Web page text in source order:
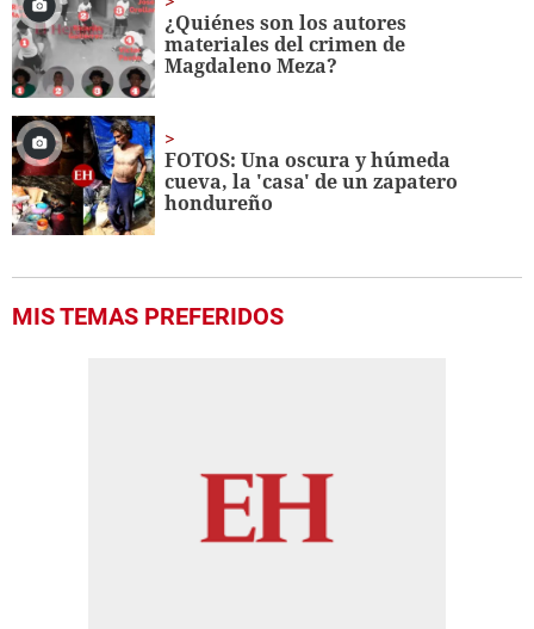
¿Quiénes son los autores
materiales del crimen de
Magdaleno Meza?
FOTOS: Una oscura y húmeda
cueva, la 'casa' de un zapatero
hondureño
MIS TEMAS PREFERIDOS